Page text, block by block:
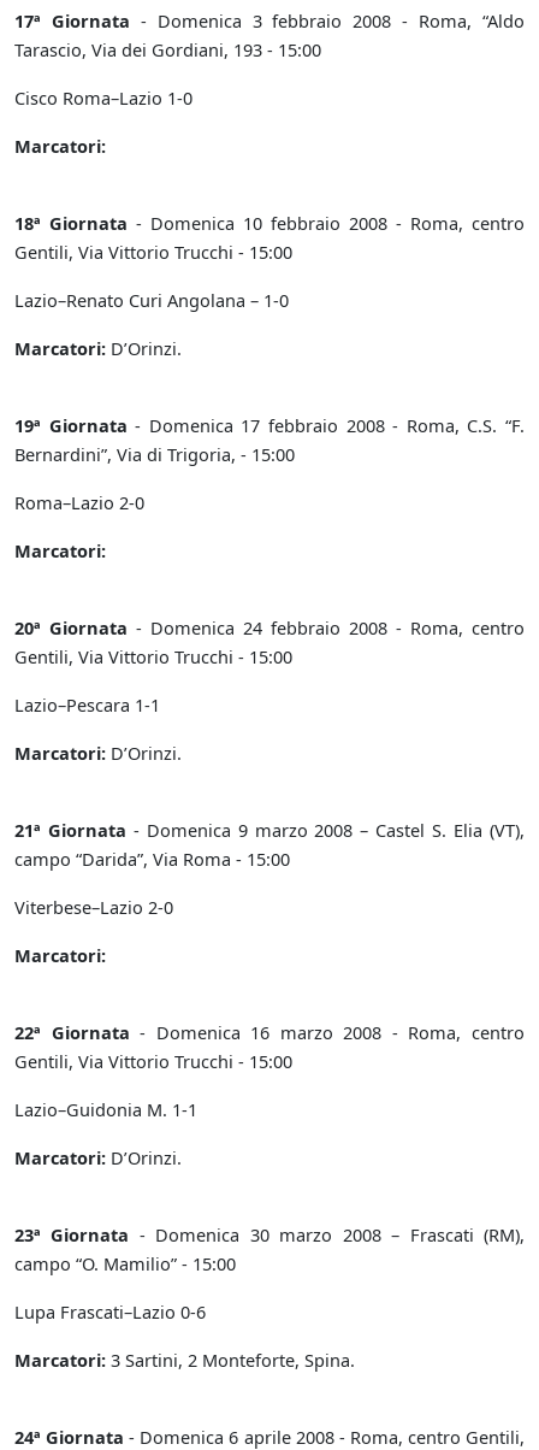
17ª Giornata - Domenica 3 febbraio 2008 - Roma, “Aldo
Tarascio, Via dei Gordiani, 193 - 15:00
Cisco Roma–Lazio 1-0
Marcatori:
18ª Giornata - Domenica 10 febbraio 2008 - Roma, centro
Gentili, Via Vittorio Trucchi - 15:00
Lazio–Renato Curi Angolana – 1-0
Marcatori: D’Orinzi.
19ª Giornata - Domenica 17 febbraio 2008 - Roma, C.S. “F.
Bernardini”, Via di Trigoria, - 15:00
Roma–Lazio 2-0
Marcatori:
20ª Giornata - Domenica 24 febbraio 2008 - Roma, centro
Gentili, Via Vittorio Trucchi - 15:00
Lazio–Pescara 1-1
Marcatori: D’Orinzi.
21ª Giornata - Domenica 9 marzo 2008 – Castel S. Elia (VT),
campo “Darida”, Via Roma - 15:00
Viterbese–Lazio 2-0
Marcatori:
22ª Giornata - Domenica 16 marzo 2008 - Roma, centro
Gentili, Via Vittorio Trucchi - 15:00
Lazio–Guidonia M. 1-1
Marcatori: D’Orinzi.
23ª Giornata - Domenica 30 marzo 2008 – Frascati (RM),
campo “O. Mamilio” - 15:00
Lupa Frascati–Lazio 0-6
Marcatori: 3 Sartini, 2 Monteforte, Spina.
24ª Giornata - Domenica 6 aprile 2008 - Roma, centro Gentili,